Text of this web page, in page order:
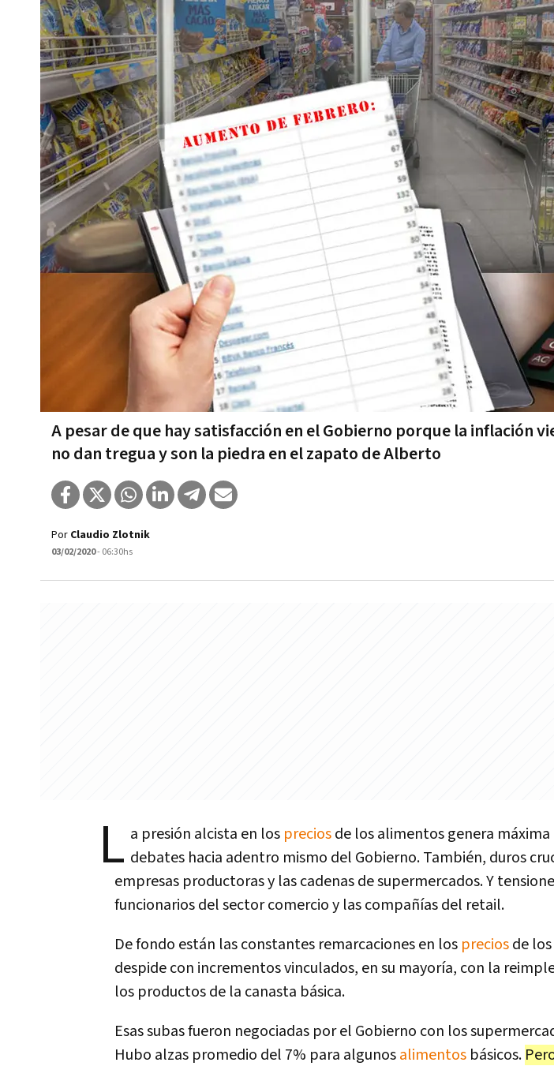
A pesar de que hay satisfacción en el Gobierno porque la inflación
no dan tregua y son la piedra en el zapato de Alberto
Por Claudio Zlotnik
03/02/2020- 06:30hs
L a presión alcista en los preciosde los alimentos genera
debates hacia adentro mismo del Gobierno. También, duros
empresas productoras y las cadenas de supermercados. Y
funcionarios del sector comercio y las compañías del retail.
De fondo están las constantes remarcaciones en los preciosde
despide con incrementos vinculados, en su mayoría, con la
los productos de la canasta básica.
Esas subas fueron negociadas por el Gobierno con los
Hubo alzas promedio del 7% para algunosalimentos básicos.